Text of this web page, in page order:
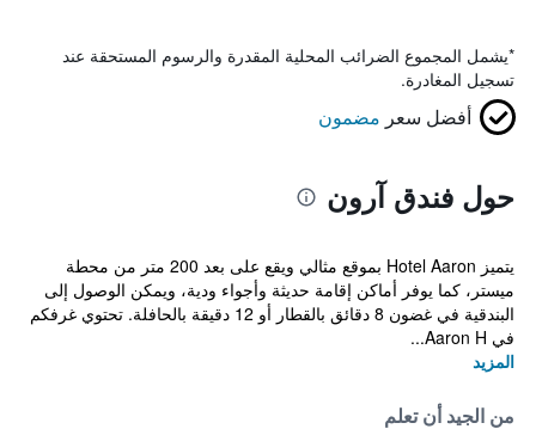
*يشمل المجموع الضرائب المحلية المقدرة والرسوم المستحقة عند
تسجيل المغادرة.
أفضل سعر مضمون
حول فندق آرون
يتميز Hotel Aaron بموقع مثالي ويقع على بعد 200 متر من محطة
ميستر، كما يوفر أماكن إقامة حديثة وأجواء ودية، ويمكن الوصول إلى
البندقية في غضون 8 دقائق بالقطار أو 12 دقيقة بالحافلة. تحتوي غرفكم
في Aaron H...
المزيد
من الجيد أن تعلم